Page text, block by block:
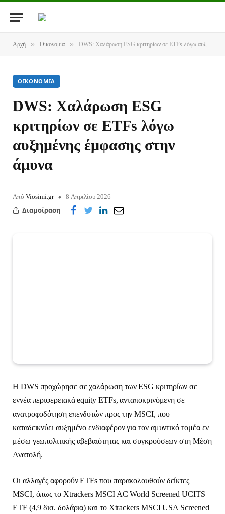
Αρχή » Οικονομία » DWS: Χαλάρωση ESG κριτηρίων σε ETFs λόγω αυξημένης έμφασης στην άμυνα
ΟΙΚΟΝΟΜΊΑ
DWS: Χαλάρωση ESG
κριτηρίων σε ETFs λόγω
αυξημένης έμφασης στην
άμυνα
Από Viosimi.gr 8 Απριλίου 2026
Διαμοίραση
Η DWS προχώρησε σε χαλάρωση των ESG κριτηρίων σε
εννέα περιφερειακά equity ETFs, ανταποκρινόμενη σε
ανατροφοδότηση επενδυτών προς την MSCI, που
καταδεικνύει αυξημένο ενδιαφέρον για τον αμυντικό τομέα εν
μέσω γεωπολιτικής αβεβαιότητας και συγκρούσεων στη Μέση
Ανατολή.
Οι αλλαγές αφορούν ETFs που παρακολουθούν δείκτες
MSCI, όπως το Xtrackers MSCI AC World Screened UCITS
ETF (4,9 δισ. δολάρια) και το Xtrackers MSCI USA Screened